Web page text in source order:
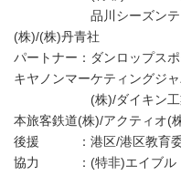
品川シーズンテラス
(株)/(株)丹青社
パートナー：ダンロップス
キヤノンマーケティングジ
(株)/ダイキン工業(株
本旅客鉄道(株)/アクティオ(
後援 ：港区/港区教育委
協力 ：(特非)エイブル・